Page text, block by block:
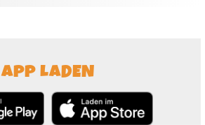
APP LADEN